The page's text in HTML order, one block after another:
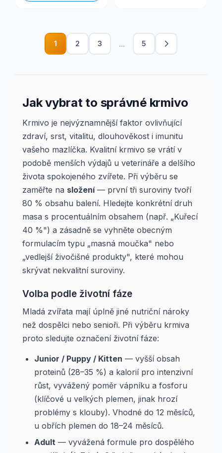
1 2 3 ... 5
Jak vybrat to správné krmivo
Krmivo je nejvýznamnější faktor ovlivňující
zdraví, srst, vitalitu, dlouhověkost i imunitu
vašeho mazlíčka. Kvalitní krmivo se vrátí v
podobě menších výdajů u veterináře a delšího
života spokojeného zvířete. Při výběru se
zaměřte na složení— první tři suroviny tvoří
80 % obsahu balení. Hledejte konkrétní druh
masa s procentuálním obsahem (např. „Kuřecí
40 %") a zásadně se vyhněte obecným
formulacím typu „masná moučka" nebo
„vedlejší živočišné produkty", které mohou
skrývat nekvalitní suroviny.
Volba podle životní fáze
Mladá zvířata mají úplně jiné nutriční nároky
než dospělci nebo senioři. Při výběru krmiva
proto sledujte označení životní fáze:
Junior / Puppy / Kitten — vyšší obsah
proteinů (28–35 %) a kalorií pro intenzivní
růst, vyvážený poměr vápníku a fosforu
(klíčové u velkých plemen, jinak hrozí
problémy s klouby). Vhodné do 12 měsíců,
u obřích plemen do 18–24 měsíců.
Adult — vyvážená formule pro dospělého